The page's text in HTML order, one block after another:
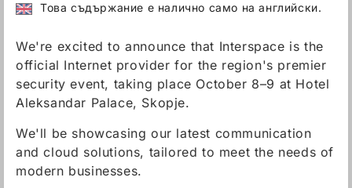
Това съдържание е налично само на английски.
We're excited to announce that Interspace is the
official Internet provider for the region's premier
security event, taking place October 8–9 at Hotel
Aleksandar Palace, Skopje.
We'll be showcasing our latest communication
and cloud solutions, tailored to meet the needs of
modern businesses.